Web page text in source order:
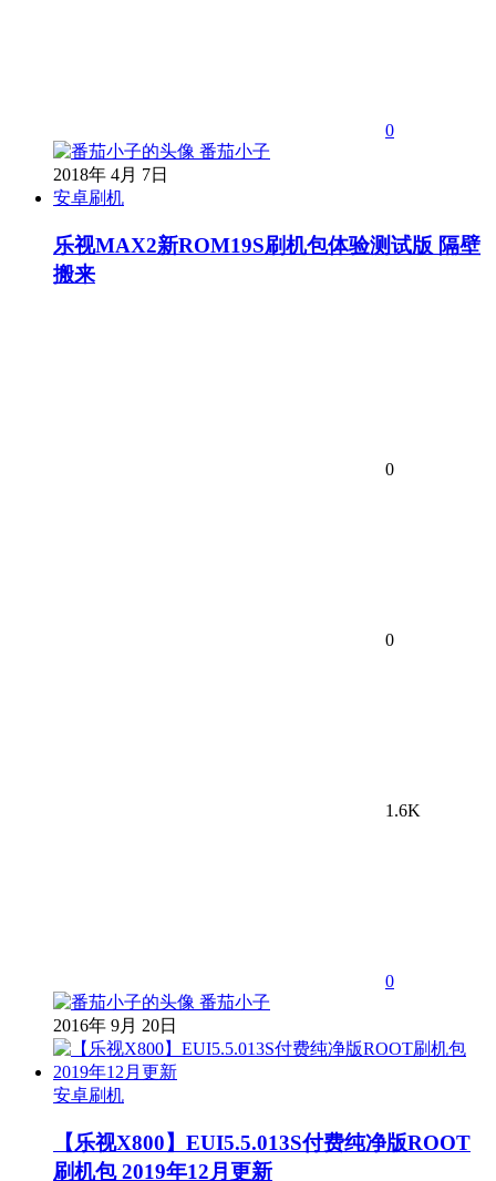
0
番茄小子
2018年 4月 7日
安卓刷机
乐视MAX2新ROM19S刷机包体验测试版 隔壁
搬来
0
0
1.6K
0
番茄小子
2016年 9月 20日
安卓刷机
【乐视X800】EUI5.5.013S付费纯净版ROOT
刷机包 2019年12月更新